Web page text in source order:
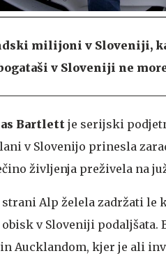
milijoni v Sloveniji,
v Sloveniji ne
Bartlettje serijski
v Slovenijo prinesla
življenja preživela na
strani Alp želela zadržati le
v Sloveniji podaljšata.
Aucklandom, kjer je ali